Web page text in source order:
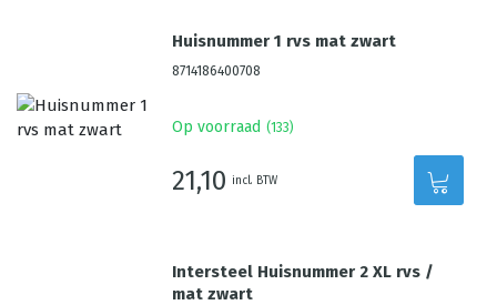
Huisnummer 1 rvs mat zwart
8714186400708
Op voorraad (133)
21,10 incl. BTW
Intersteel Huisnummer 2 XL rvs /
mat zwart